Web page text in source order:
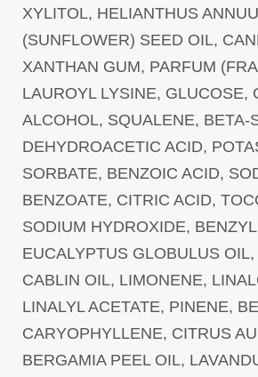
XYLITOL, HELIANTHUS
(SUNFLOWER) SEED OIL,
XANTHAN GUM, PARFUM
LAUROYL LYSINE, GLUCOSE,
ALCOHOL, SQUALENE, BETA-
DEHYDROACETIC ACID,
SORBATE, BENZOIC ACID,
BENZOATE, CITRIC ACID,
SODIUM HYDROXIDE,
EUCALYPTUS GLOBULUS
CABLIN OIL, LIMONENE,
LINALYL ACETATE, PINENE,
CARYOPHYLLENE, CITRUS
BERGAMIA PEEL OIL,